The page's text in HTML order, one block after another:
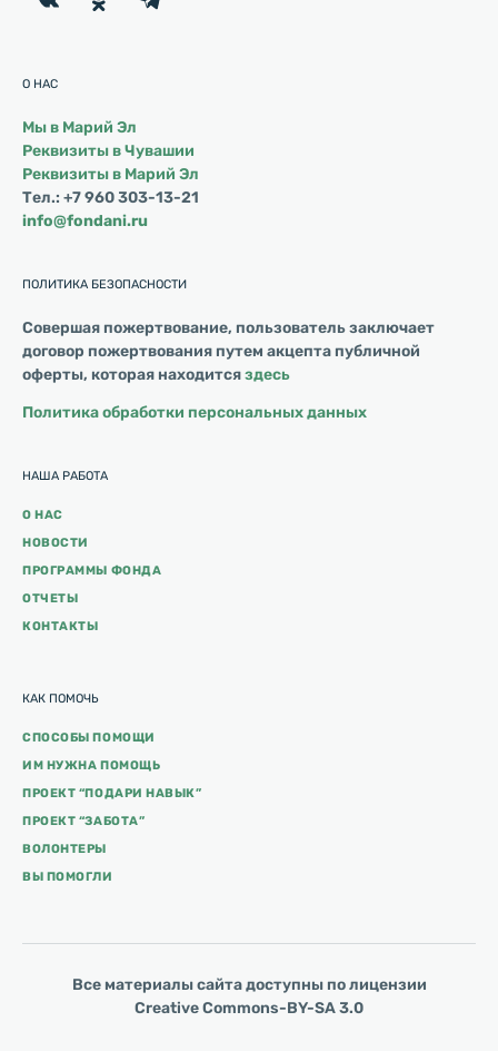
О НАС
Мы в Марий Эл
Реквизиты в Чувашии
Реквизиты в Марий Эл
Тел.: +7 960 303-13-21
info@fondani.ru
НАША РАБОТА
О НАС
НОВОСТИ
ПРОГРАММЫ ФОНДА
ОТЧЕТЫ
КОНТАКТЫ
КАК ПОМОЧЬ
СПОСОБЫ ПОМОЩИ
ИМ НУЖНА ПОМОЩЬ
ПРОЕКТ “ПОДАРИ НАВЫК”
ПРОЕКТ “ЗАБОТА”
ВОЛОНТЕРЫ
ВЫ ПОМОГЛИ
ПОЛИТИКА БЕЗОПАСНОСТИ
Совершая пожертвование, пользователь заключает
договор пожертвования путем акцепта публичной
оферты, которая находитсяздесь
Политика обработки персональных данных
Все материалы сайта доступны по лицензии
Creative Commons-BY-SA 3.0